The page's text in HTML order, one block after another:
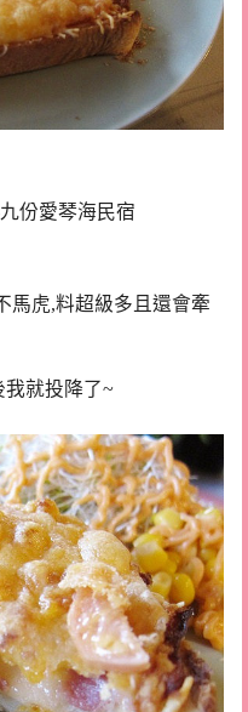
馬虎,料超級多且還會牽
我就投降了~